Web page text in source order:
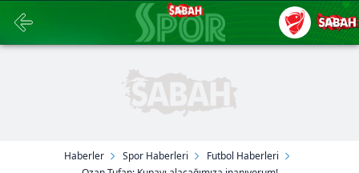
Haberler Spor Haberleri
Futbol Haberleri